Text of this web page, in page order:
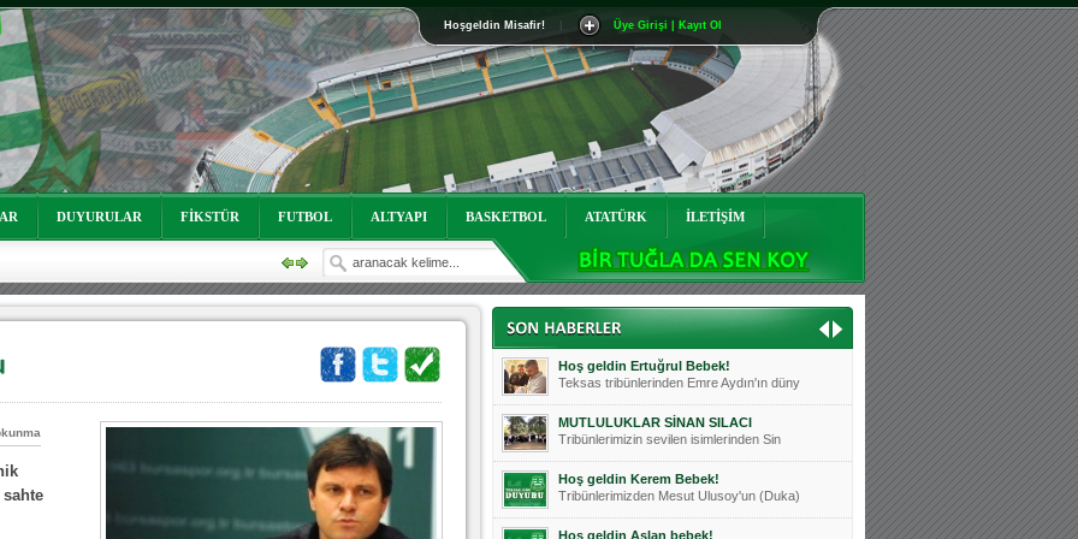
Hoşgeldin Misafir! Üye Girişi | Kayıt Ol
DUYURULAR FİKSTÜR FUTBOL ALTYAPI BASKETBOL ATATÜRK İLETİŞİM
Mutluluklar Ceyhun Tetik
Teksas tribünlerinin sevilen isimlerinde
Bursasporumuzun önü açılsın is
Teksaslı Bursasporlular Derneği Başkanı
Hoş geldin Alaz Bebek!
Teksas.org sistem yöneticisi, ekibimizin
Hoş geldin Göktuğ Bebek!
Teksas.org ekibimizden ve tribünlerimizi
Hoş geldin Kadir Kağan Bebek!
Teksas tribünlerinden Basri İleri'nin dü
Hoş geldin Ertuğrul Bebek!
Teksas tribünlerinden Emre Aydın'ın düny
MUTLULUKLAR SİNAN SILACI
Tribünlerimizin sevilen isimlerinden Sin
Hoş geldin Kerem Bebek!
Tribünlerimizden Mesut Ulusoy'un (Duka)
Hoş geldin Aslan bebek!